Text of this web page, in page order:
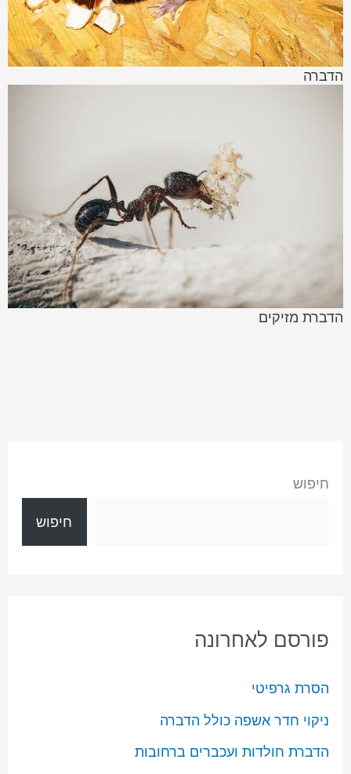
הדברה
הדברת מזיקים
חיפוש
חיפוש
פורסם לאחרונה
הסרת גרפיטי
ניקוי חדר אשפה כולל הדברה
הדברת חולדות ועכברים ברחובות